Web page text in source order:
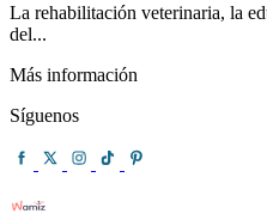
La rehabilitación veterinaria, la
del...
Más información
Síguenos